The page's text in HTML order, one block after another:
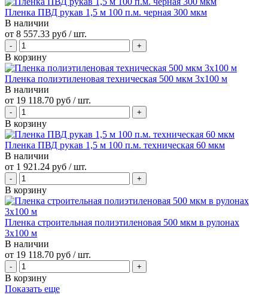
Пленка ПВД рукав 1,5 м 100 п.м. черная 300 мкм
В наличии
от 8 557.33 руб / шт.
В корзину
Пленка полиэтиленовая техническая 500 мкм 3х100 м
В наличии
от 19 118.70 руб / шт.
В корзину
Пленка ПВД рукав 1,5 м 100 п.м. техническая 60 мкм
В наличии
от 1 921.24 руб / шт.
В корзину
Пленка строительная полиэтиленовая 500 мкм в рулонах
3х100 м
В наличии
от 19 118.70 руб / шт.
В корзину
Показать еще